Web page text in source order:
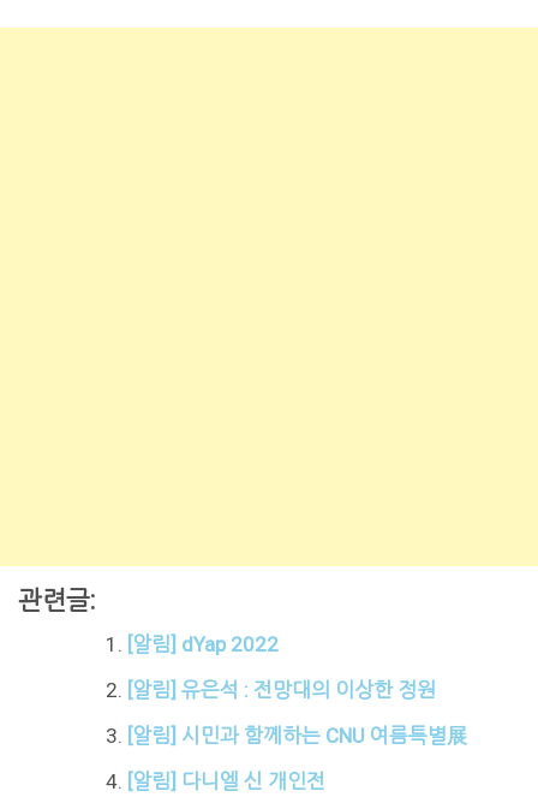
관련글:
[알림] dYap 2022
[알림] 유은석 : 전망대의 이상한 정원
[알림] 시민과 함께하는 CNU 여름특별展
[알림] 다니엘 신 개인전